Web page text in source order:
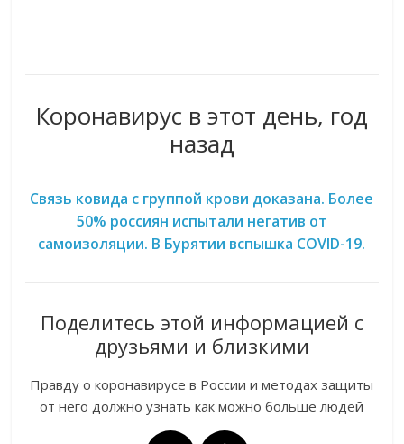
Коронавирус в этот день, год
назад
Связь ковида с группой крови доказана. Более
50% россиян испытали негатив от
самоизоляции. В Бурятии вспышка COVID-19.
Поделитесь этой информацией с
друзьями и близкими
Правду о коронавирусе в России и методах защиты
от него должно узнать как можно больше людей